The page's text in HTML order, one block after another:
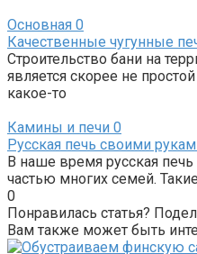
Основная 0
Качественные чугунные
Строительство бани на
является скорее не
какое-то
Камины и печи 0
Русская печь своими
В наше время русская
частью многих семей.
0
Понравилась статья?
Вам также может быть